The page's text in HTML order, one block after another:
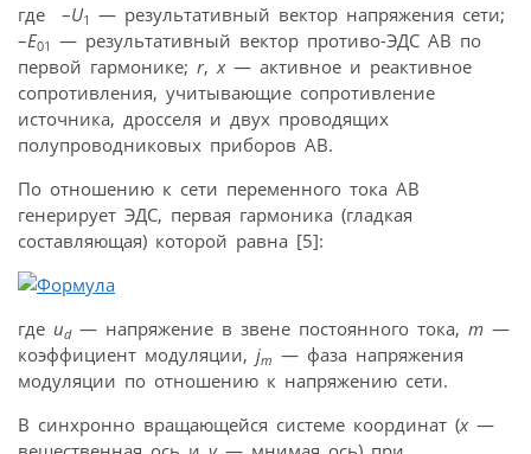
где –U1 — результативный вектор напряжения сети;
–E01 — результативный вектор противо-ЭДС АВ по
первой гармонике; r, x— активное и реактивное
сопротивления, учитывающие сопротивление
источника, дросселя и двух проводящих
полупроводниковых приборов АВ.
По отношению к сети переменного тока АВ
генерирует ЭДС, первая гармоника (гладкая
составляющая) которой равна [5]:
где ud— напряжение в звене постоянного тока, m —
коэффициент модуляции, jm — фаза напряжения
модуляции по отношению к напряжению сети.
В синхронно вращающейся системе координат (x—